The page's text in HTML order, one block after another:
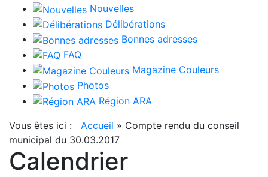
Nouvelles
Délibérations
Bonnes adresses
FAQ
Magazine Couleurs
Photos
Région ARA
Vous êtes ici : Accueil » Compte rendu du conseil
municipal du 30.03.2017
Calendrier